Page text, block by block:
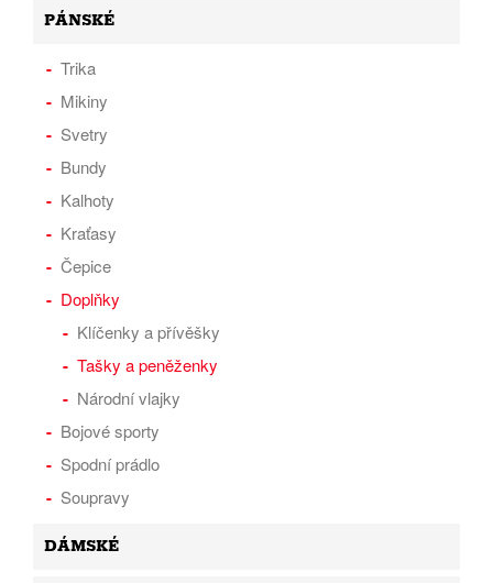
PÁNSKÉ
Trika
Mikiny
Svetry
Bundy
Kalhoty
Kraťasy
Čepice
Doplňky
Klíčenky a přívěšky
Tašky a peněženky
Národní vlajky
Bojové sporty
Spodní prádlo
Soupravy
DÁMSKÉ